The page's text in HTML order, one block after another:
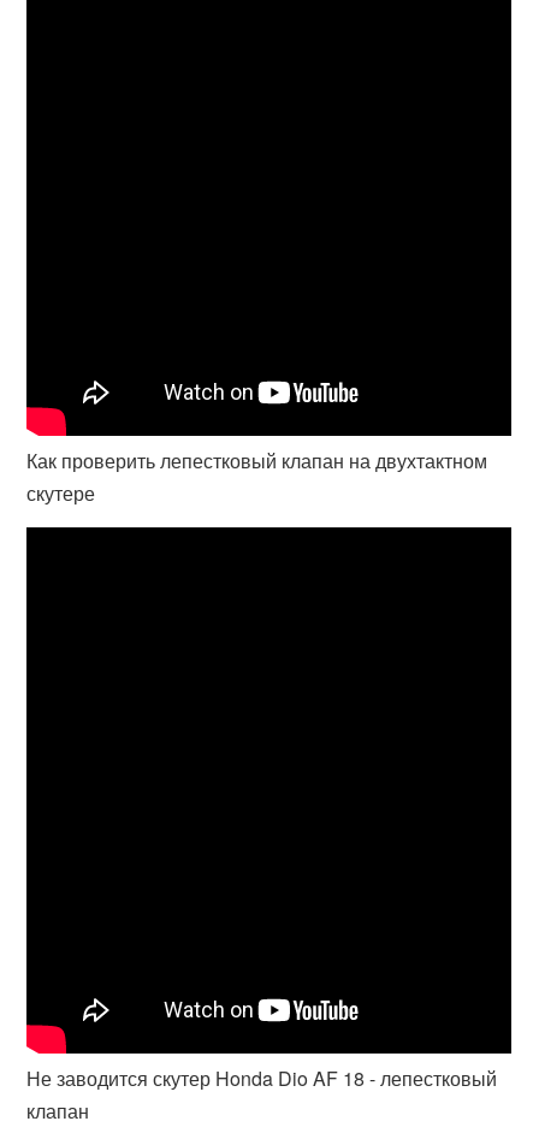
Как проверить лепестковый клапан на двухтактном
скутере
Не заводится скутер Honda Dio AF 18 - лепестковый
клапан